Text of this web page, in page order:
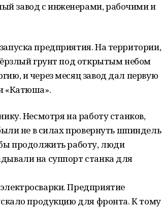
завод с инженерами, рабочими и
предприятия. На территории,
грунт под открытым небом
и через месяц завод дал первую
«Катюша».
Несмотря на работу станков,
не в силах провернуть шпиндель
продолжить работу, люди
на суппорт станка для
Предприятие
продукцию для фронта. К тому